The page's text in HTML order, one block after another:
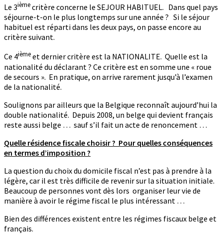
Le 3ièmecritère concerne le SEJOUR HABITUEL. Dans quel pays
séjourne-t-on le plus longtemps sur une année ? Si le séjour
habituel est réparti dans les deux pays, on passe encore au
critère suivant.
Ce 4ièmeet dernier critère est la NATIONALITE. Quelle est la
nationalité du déclarant ? Ce critère est en somme une « roue
de secours ». En pratique, on arrive rarement jusqu’à l’examen
de la nationalité.
Soulignons par ailleurs que la Belgique reconnaît aujourd’hui la
double nationalité. Depuis 2008, un belge qui devient français
reste aussi belge … sauf s’il fait un acte de renoncement …
Quelle résidence fiscale choisir ? Pour quelles conséquences
en termes d’imposition ?
La question du choix du domicile fiscal n’est pas à prendre à la
légère, car il est très difficile de revenir sur la situation initiale.
Beaucoup de personnes vont dès lors organiser leur vie de
manière à avoir le régime fiscal le plus intéressant …
Bien des différences existent entre les régimes fiscaux belge et
français.